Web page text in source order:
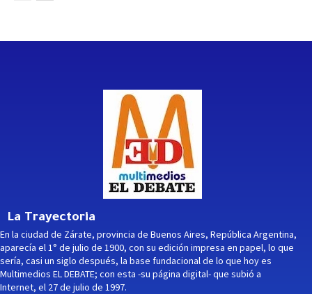
La Trayectoria
En la ciudad de Zárate, provincia de Buenos Aires, República Argentina,
aparecía el 1° de julio de 1900, con su edición impresa en papel, lo que
sería, casi un siglo después, la base fundacional de lo que hoy es
Multimedios EL DEBATE; con esta -su página digital- que subió a
Internet, el 27 de julio de 1997.